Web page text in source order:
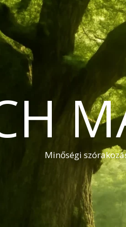
Minőségi